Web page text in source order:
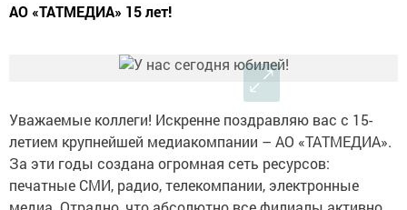
АО «ТАТМЕДИА» 15 лет!
Уважаемые коллеги! Искренне поздравляю вас с 15-
летием крупнейшей медиакомпании – АО «ТАТМЕДИА».
За эти годы создана огромная сеть ресурсов:
печатные СМИ, радио, телекомпании, электронные